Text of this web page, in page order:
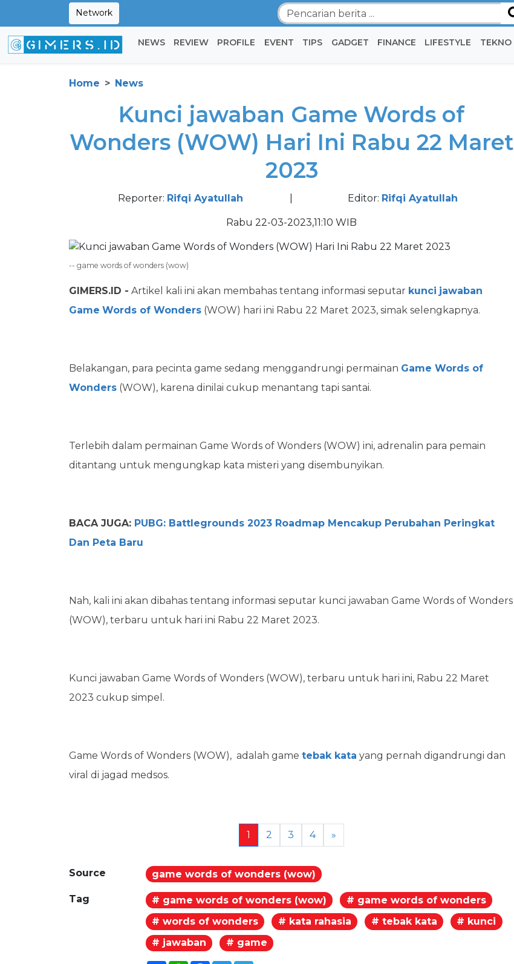
Network
NEWS REVIEW PROFILE EVENT TIPS GADGET FINANCE LIFESTYLE TEKNO
Home News
Kunci jawaban Game Words of
Wonders (WOW) Hari Ini Rabu 22 Maret
2023
Reporter: Rifqi Ayatullah Editor: Rifqi Ayatullah
Rabu 22-03-2023,11:10 WIB
-- game words of wonders (wow)
GIMERS.ID - Artikel kali ini akan membahas tentang informasi seputar kunci jawaban
Game Words of Wonders (WOW) hari ini Rabu 22 Maret 2023, simak selengkapnya.
Belakangan, para pecinta game sedang menggandrungi permainan Game Words of
Wonders (WOW), karena dinilai cukup menantang tapi santai.
Terlebih dalam permainan Game Words of Wonders (WOW) ini, adrenalin para pemain
ditantang untuk mengungkap kata misteri yang disembunyikan.
BACA JUGA: PUBG: Battlegrounds 2023 Roadmap Mencakup Perubahan Peringkat
Dan Peta Baru
Nah, kali ini akan dibahas tentang informasi seputar kunci jawaban Game Words of Wonders
(WOW), terbaru untuk hari ini Rabu 22 Maret 2023.
Kunci jawaban Game Words of Wonders (WOW), terbaru untuk hari ini, Rabu 22 Maret
2023 cukup simpel.
Game Words of Wonders (WOW), adalah game tebak kata yang pernah digandrungi dan
viral di jagad medsos.
1 2 3 4 »
Source game words of wonders (wow)
Tag # game words of wonders (wow)
# game words of wonders
# words of wonders
# kata rahasia # tebak kata
# kunci
# jawaban
# game